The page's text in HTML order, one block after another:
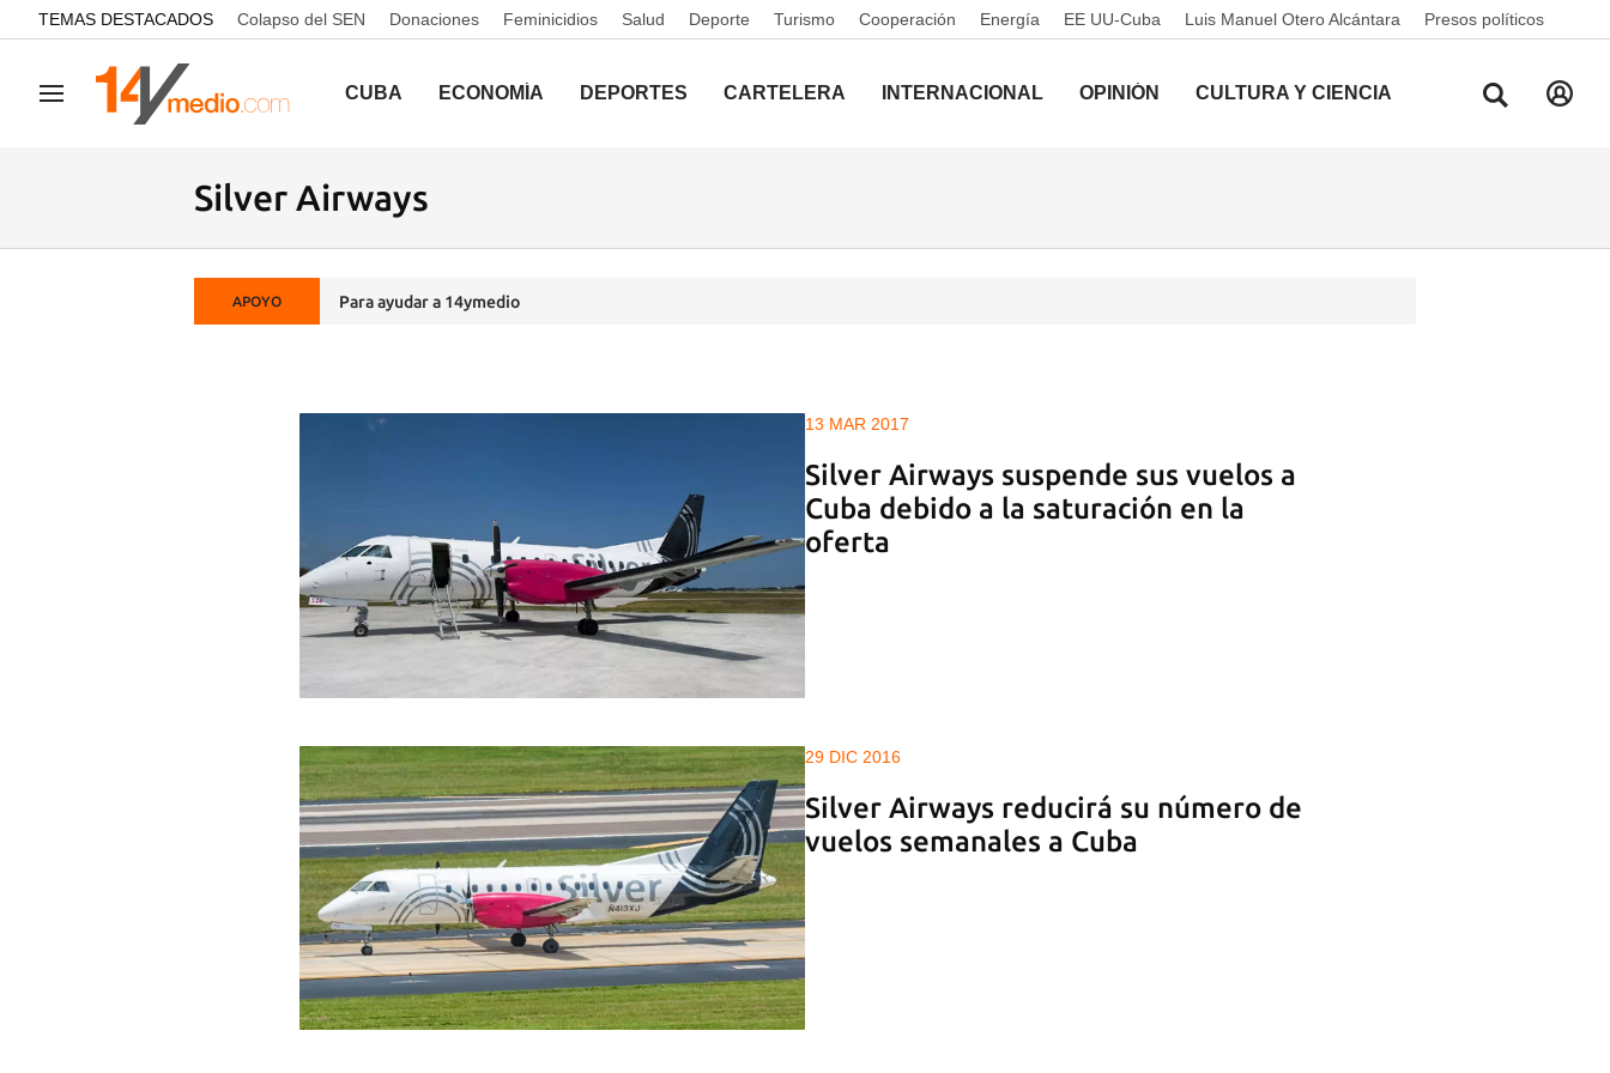
common.go-to-content
TEMAS DESTACADOS Colapso del SEN Donaciones Feminicidios Salud Deporte Turismo Cooperación Energía EE UU-Cuba Luis Manuel Otero Alcántara Presos políticos
Navegación CUBA ECONOMÍA DEPORTES CARTELERA INTERNACIONAL OPINIÓN CULTURA Y CIENCIA
Silver Airways
APOYO Para ayudar a 14ymedio
13 MAR 2017
Silver Airways suspende sus vuelos a
Cuba debido a la saturación en la
oferta
29 DIC 2016
Silver Airways reducirá su número de
vuelos semanales a Cuba